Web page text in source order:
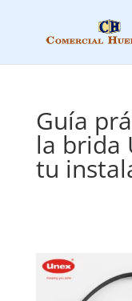
Guía
la brida
tu